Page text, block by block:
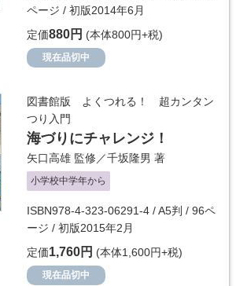
ページ / 初版2014年6月
定価880円 (本体800円+税)
現在品切中
図書館版 よくつれる！ 超カンタン
つり入門
海づりにチャレンジ！
矢口高雄 監修／千坂隆男 著
小学校中学年から
ISBN978-4-323-06291-4 / A5判 / 96ペ
ージ / 初版2015年2月
定価1,760円 (本体1,600円+税)
現在品切中